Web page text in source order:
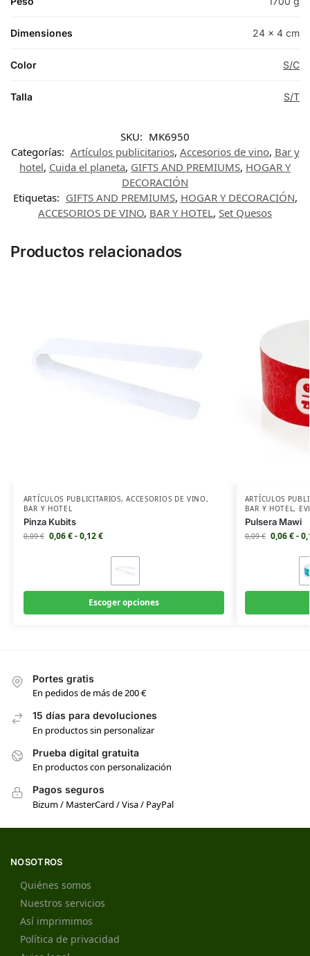
Dimensiones 24 × 4 cm
Color S/C
Talla S/T
SKU: MK6950
Categorías: Artículos publicitarios, Accesorios de vino, Bar y
hotel, Cuida el planeta, GIFTS AND PREMIUMS, HOGAR Y
DECORACIÓN
Etiquetas: GIFTS AND PREMIUMS, HOGAR Y DECORACIÓN,
ACCESORIOS DE VINO, BAR Y HOTEL, Set Quesos
Productos relacionados
ARTÍCULOS PUBLICITARIOS,ACCESORIOS DE VINO,
BAR Y HOTEL
Pinza Kubits
0,09€ 0,06€-0,12€
Escoger opciones
ARTÍCULOS
BAR Y HOTEL,
Pulsera Mawi
0,09€ 0,06€-
Portes gratis
En pedidos de más de 200 €
15 días para devoluciones
En productos sin personalizar
Prueba digital gratuita
En productos con personalización
Pagos seguros
Bizum / MasterCard / Visa / PayPal
NOSOTROS
Quiénes somos
Nuestros servicios
Así imprimimos
Política de privacidad